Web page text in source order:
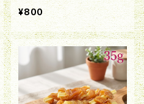
¥800